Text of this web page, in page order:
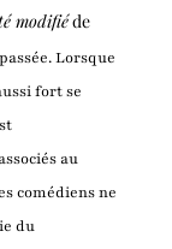
modifiéde
Lorsque
fort se
au
comédiens ne
du